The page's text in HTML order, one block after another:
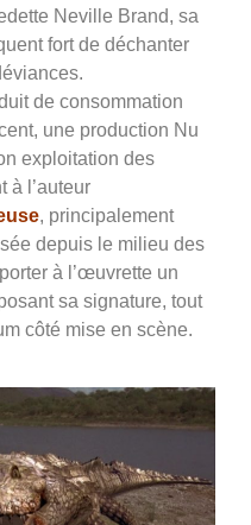
Neville Brand, sa
fort de déchanter
de consommation
une production Nu
exploitation des
à l’auteur
, principalement
depuis le milieu des
à l’œuvrette un
sa signature, tout
côté mise en scène.